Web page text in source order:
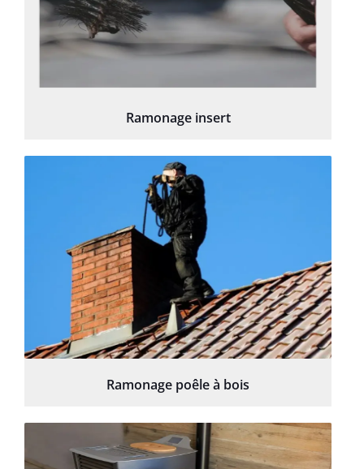
Ramonage insert
Ramonage poêle à bois